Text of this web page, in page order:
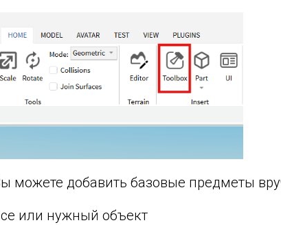
можете добавить базовые предметы
или нужный объект